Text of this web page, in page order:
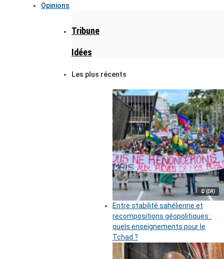
Opinions
Tribune
Idées
Les plus récents
© (DR)
Entre stabilité sahélienne et
recompositions géopolitiques :
quels enseignements pour le
Tchad ?